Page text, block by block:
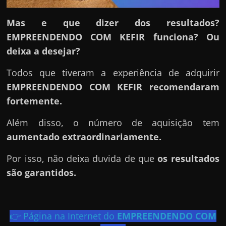
r
d
i
n
h
e
r
o
n
a
t
Mas e que dizer dos resultados?
EMPREENDENDO COM KEFIR funciona? Ou
deixa a desejar?
Todos que tiveram a experiência de adquirir
EMPREENDENDO COM KEFIR recomendaram
fortemente.
Além disso, o número de aquisição tem
aumentado extraordinariamente.
Por isso, não deixa duvida de queos resultados
são garantidos.
👉 Página na Internet do EMPREENDENDO COM